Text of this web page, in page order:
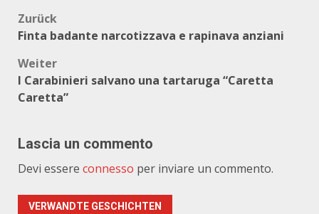
Beitragsnavigation
Zurück
Finta badante narcotizzava e rapinava anziani
Weiter
I Carabinieri salvano una tartaruga “Caretta
Caretta”
Lascia un commento
Devi essere connesso per inviare un commento.
VERWANDTE GESCHICHTEN